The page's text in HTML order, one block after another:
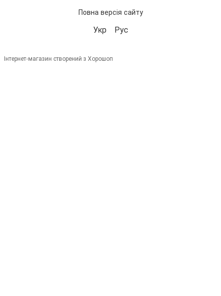
Повна версія сайту
Укр Рус
Інтернет-магазин створений з Хорошоп